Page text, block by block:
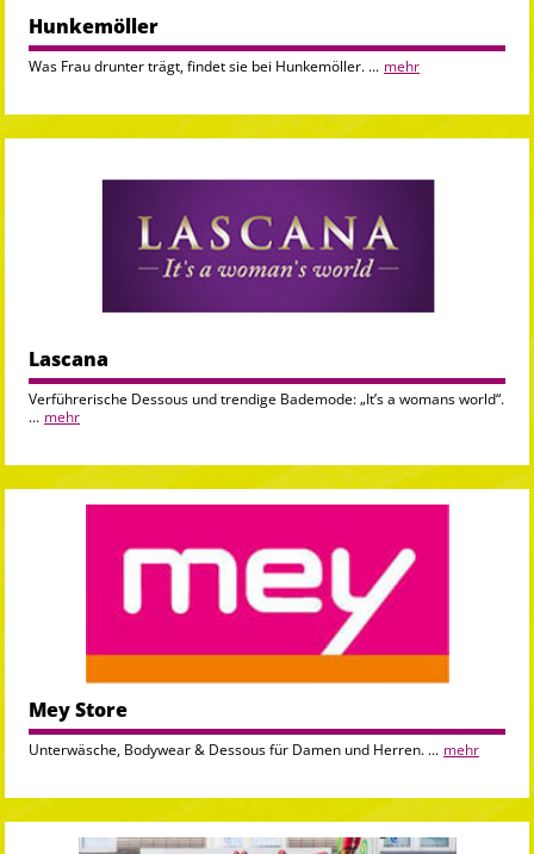
Hunkemöller
Was Frau drunter trägt, findet sie bei Hunkemöller. ... mehr
Lascana
Verführerische Dessous und trendige Bademode: „It’s a womans world“.
... mehr
Mey Store
Unterwäsche, Bodywear & Dessous für Damen und Herren. ... mehr